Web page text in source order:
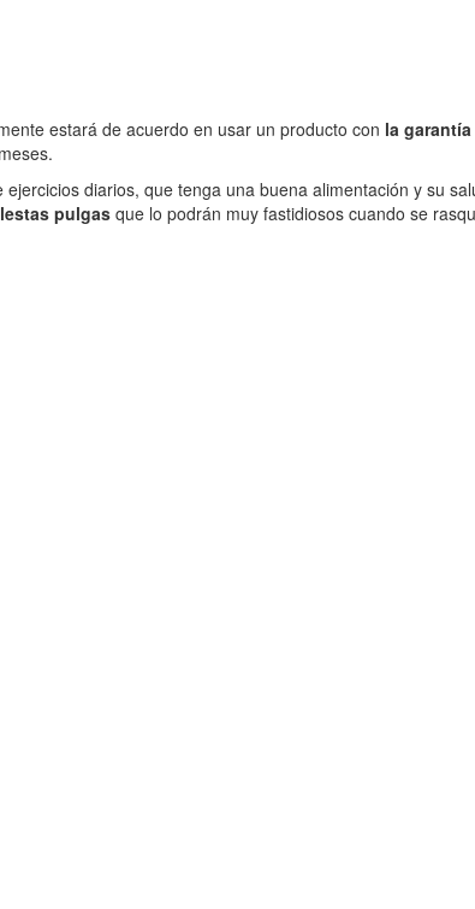
estará de acuerdo en usar un producto con la
diarios, que tenga una buena alimentación y su
pulgas que lo podrán muy fastidiosos cuando se